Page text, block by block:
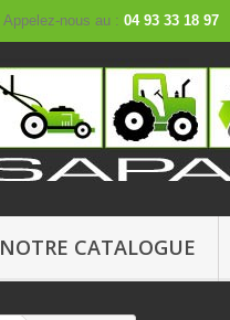
Appelez-nous au : 04 93 33 18 97
NOTRE CATALOGUE